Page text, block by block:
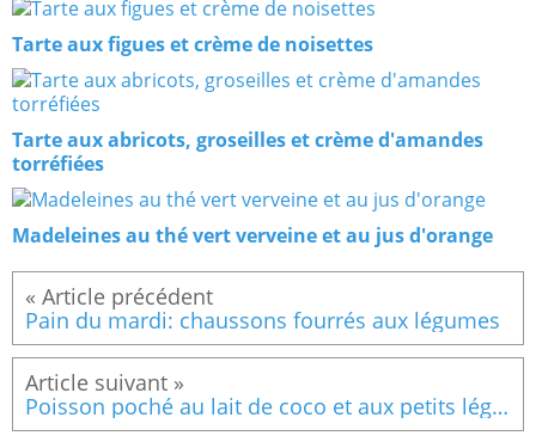
Tarte aux figues et crème de noisettes
Tarte aux abricots, groseilles et crème d'amandes
torréfiées
Madeleines au thé vert verveine et au jus d'orange
Pain du mardi: chaussons fourrés aux légumes
Poisson poché au lait de coco et aux petits légumes